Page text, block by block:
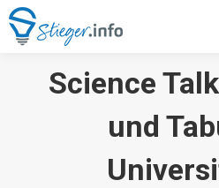
Science
und